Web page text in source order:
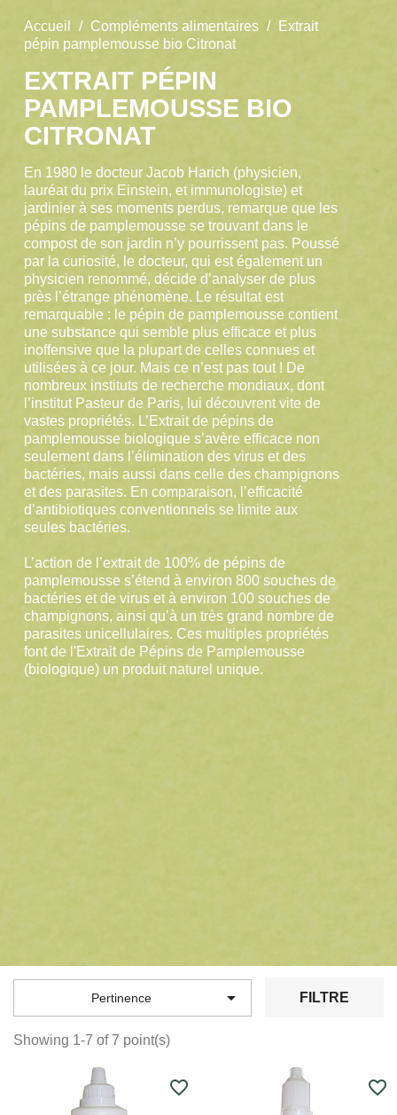
Accueil Compléments alimentaires
Extrait
pépin pamplemousse bio Citronat
EXTRAIT PÉPIN
PAMPLEMOUSSE BIO
CITRONAT
En 1980 le docteur Jacob Harich (physicien,
lauréat du prix Einstein, et immunologiste) et
jardinier à ses moments perdus, remarque que les
pépins de pamplemousse se trouvant dans le
compost de son jardin n’y pourrissent pas. Poussé
par la curiosité, le docteur, qui est également un
physicien renommé, décide d’analyser de plus
près l’étrange phénomène. Le résultat est
remarquable : le pépin de pamplemousse contient
une substance qui semble plus efficace et plus
inoffensive que la plupart de celles connues et
utilisées à ce jour. Mais ce n’est pas tout ! De
nombreux instituts de recherche mondiaux, dont
l’institut Pasteur de Paris, lui découvrent vite de
vastes propriétés. L’Extrait de pépins de
pamplemousse biologique s’avère efficace non
seulement dans l’élimination des virus et des
bactéries, mais aussi dans celle des champignons
et des parasites. En comparaison, l’efficacité
d’antibiotiques conventionnels se limite aux
seules bactéries.
L’action de l’extrait de 100% de pépins de
pamplemousse s’étend à environ 800 souches de
bactéries et de virus et à environ 100 souches de
champignons, ainsi qu’à un très grand nombre de
parasites unicellulaires. Ces multiples propriétés
font de l'Extrait de Pépins de Pamplemousse
(biologique) un produit naturel unique.
Pertinence  FILTRE
Showing 1-7 of 7 point(s)
favorite_border favorite_border